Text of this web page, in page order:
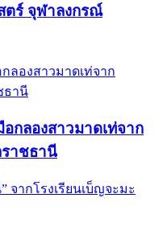
ตร์ จุฬาลงกรณ์
กลองสาวมาดเท่จาก
าชธานี